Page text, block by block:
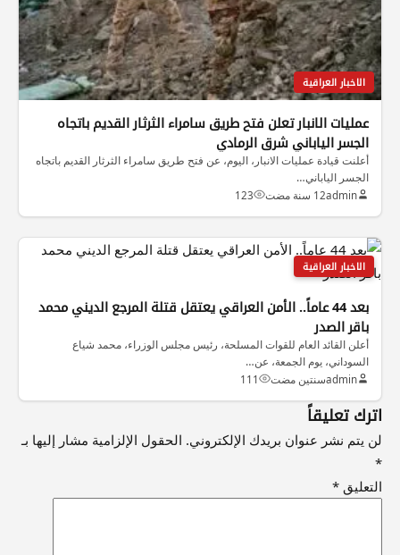
الاخبار العراقية
عمليات الانبار تعلن فتح طريق سامراء الثرثار القديم باتجاه
الجسر الياباني شرق الرمادي
أعلنت قيادة عمليات الانبار، اليوم، عن فتح طريق سامراء الثرثار القديم باتجاه
الجسر الياباني…
admin12 سنة مضت 123
الاخبار العراقية
بعد 44 عاماً.. الأمن العراقي يعتقل قتلة المرجع الديني محمد
باقر الصدر
أعلن القائد العام للقوات المسلحة، رئيس مجلس الوزراء، محمد شياع
السوداني، يوم الجمعة، عن…
adminسنتين مضت 111
اترك تعليقاً
لن يتم نشر عنوان بريدك الإلكتروني. الحقول الإلزامية مشار إليها بـ
*
التعليق *